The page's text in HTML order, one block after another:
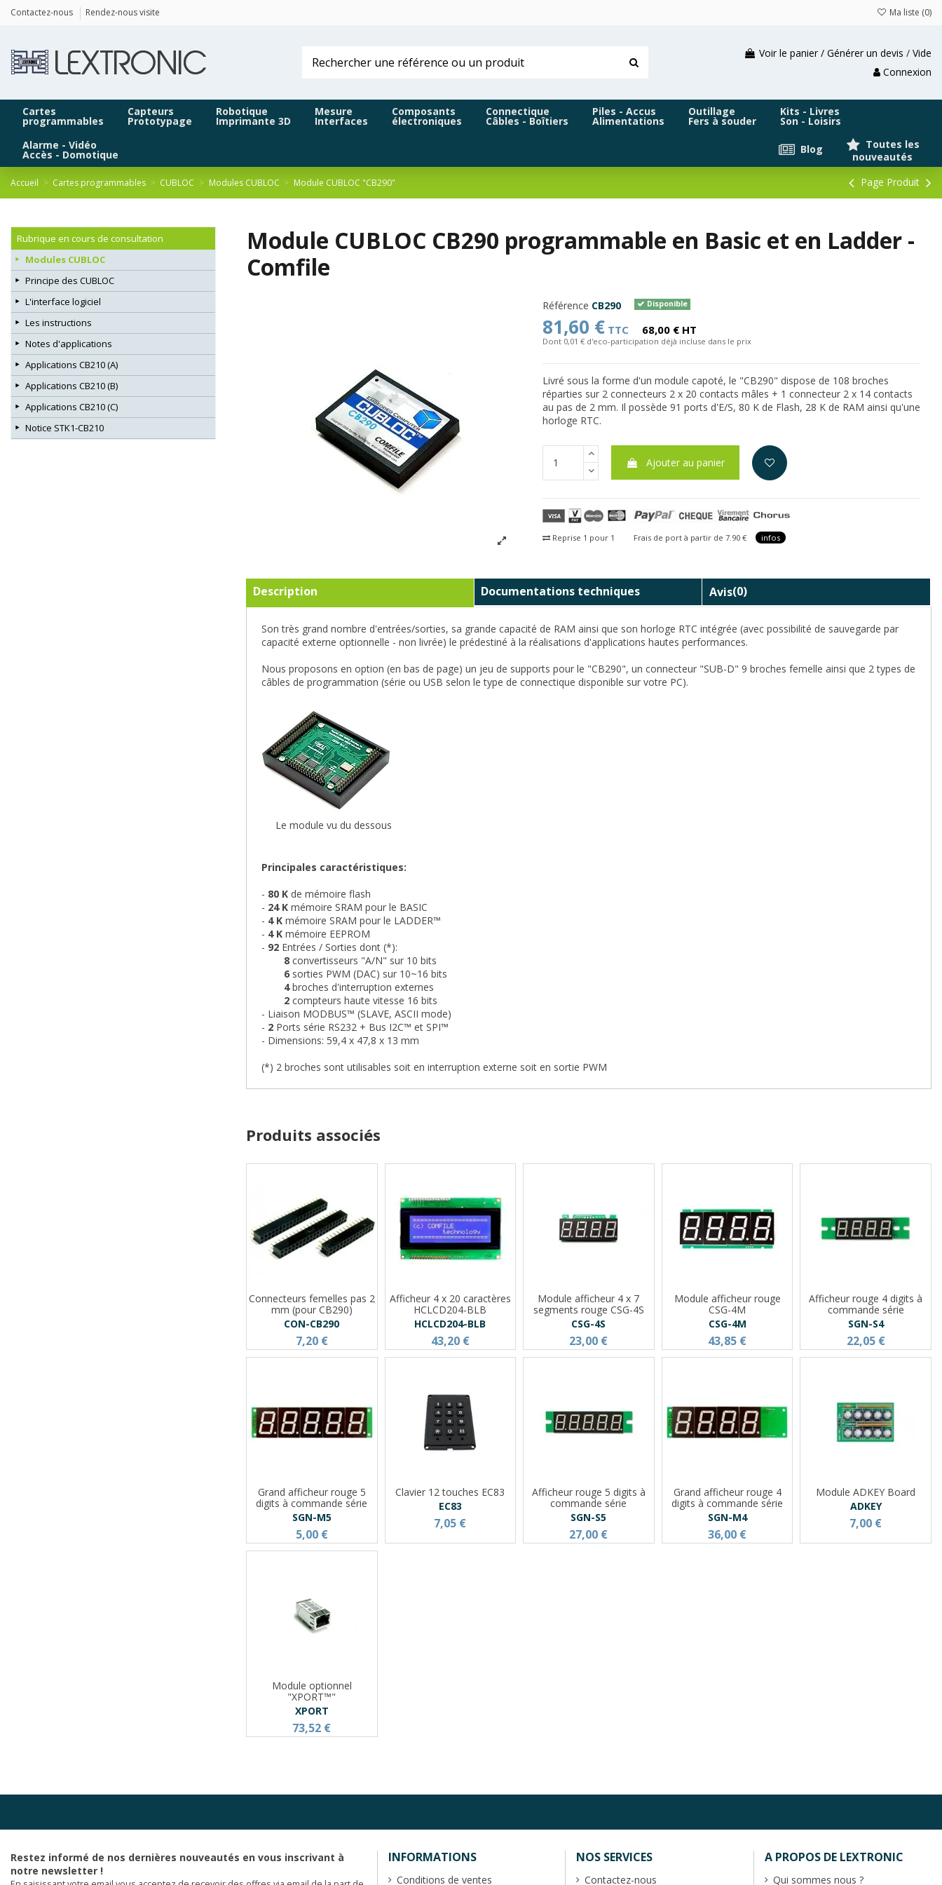
Contactez-nous Rendez-nous visite Ma liste (0)
Voir le panier / Générer un devis / Vide
Connexion
Cartes
programmables
Capteurs
Prototypage
Robotique
Imprimante 3D
Mesure
Interfaces
Composants
électroniques
Connectique
Câbles - Boîtiers
Piles - Accus
Alimentations
Outillage
Fers à souder
Kits - Livres
Son - Loisirs
Alarme - Vidéo
Accès - Domotique
Toutes les
nouveautés
Blog
Accueil Cartes programmables CUBLOC Modules CUBLOC Module CUBLOC "CB290" Page Produit
Module CUBLOC CB290 programmable en Basic et en Ladder -
Comfile
Référence CB290 Disponible
81,60 € TTC 68,00 € HT
Dont 0,01 € d'eco-participation déjà incluse dans le prix
Livré sous la forme d'un module capoté, le "CB290" dispose de 108 broches
réparties sur 2 connecteurs 2 x 20 contacts mâles + 1 connecteur 2 x 14 contacts
au pas de 2 mm. Il possède 91 ports d'E/S, 80 K de Flash, 28 K de RAM ainsi qu'une
horloge RTC.
Ajouter au panier
Reprise 1 pour 1 Frais de port à partir de 7.90 € infos
Description Documentations techniques Avis(0)
Son très grand nombre d'entrées/sorties, sa grande capacité de RAM ainsi que son horloge RTC intégrée (avec possibilité de sauvegarde par
capacité externe optionnelle - non livrée) le prédestiné à la réalisations d'applications hautes performances.
Nous proposons en option (en bas de page) un jeu de supports pour le "CB290", un connecteur "SUB-D" 9 broches femelle ainsi que 2 types de
câbles de programmation (série ou USB selon le type de connectique disponible sur votre PC).
Le module vu du dessous
Principales caractéristiques:
- 80 K de mémoire flash
- 24 K mémoire SRAM pour le BASIC
- 4K mémoire SRAM pour le LADDER™
- 4 K mémoire EEPROM
- 92 Entrées / Sorties dont (*):
8 convertisseurs "A/N" sur 10 bits
6 sorties PWM (DAC) sur 10~16 bits
4broches d'interruption externes
2 compteurs haute vitesse 16 bits
- Liaison MODBUS™ (SLAVE, ASCII mode)
- 2 Ports série RS232 + Bus I2C™ et SPI™
- Dimensions: 59,4 x 47,8 x 13 mm
(*) 2 broches sont utilisables soit en interruption externe soit en sortie PWM
Produits associés
Connecteurs femelles pas 2
mm (pour CB290)
CON-CB290
7,20 €
Afficheur 4 x 20 caractères
HCLCD204-BLB
HCLCD204-BLB
43,20 €
Module afficheur 4 x 7
segments rouge CSG-4S
CSG-4S
23,00 €
Module afficheur rouge
CSG-4M
CSG-4M
43,85 €
Afficheur rouge 4 digits à
commande série
SGN-S4
22,05 €
Grand afficheur rouge 5
digits à commande série
SGN-M5
5,00 €
Clavier 12 touches EC83
EC83
7,05 €
Afficheur rouge 5 digits à
commande série
SGN-S5
27,00 €
Grand afficheur rouge 4
digits à commande série
SGN-M4
36,00 €
Module ADKEY Board
ADKEY
7,00 €
Module optionnel
"XPORT™"
XPORT
73,52 €
Rubrique en cours de consultation
Modules CUBLOC
Principe des CUBLOC
L'interface logiciel
Les instructions
Notes d'applications
Applications CB210 (A)
Applications CB210 (B)
Applications CB210 (C)
Notice STK1-CB210
Restez informé de nos dernières nouveautés en vous inscrivant à
notre newsletter !
INFORMATIONS
Conditions de ventes
NOS SERVICES
Contactez-nous
A PROPOS DE LEXTRONIC
Qui sommes nous ?
Panneau de gestion des cookies